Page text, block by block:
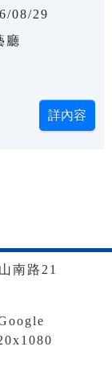
08/29
廳
南路21